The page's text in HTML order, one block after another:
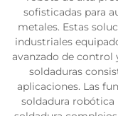
sofisticadas para
metales. Estas
industriales
avanzado de control
soldaduras
aplicaciones. Las
soldadura robótica